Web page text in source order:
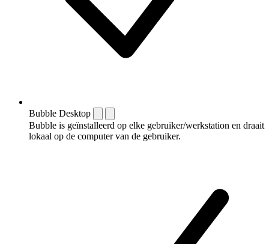
Bubble Desktop
Bubble is geïnstalleerd op elke gebruiker/werkstation en draait
lokaal op de computer van de gebruiker.